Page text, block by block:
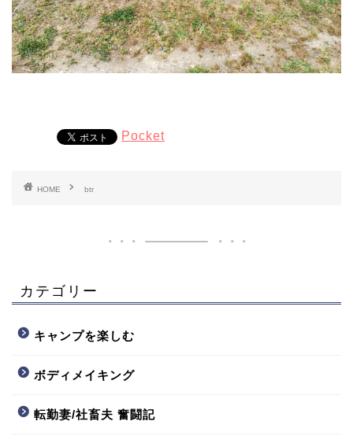
Pocket
HOME btr
カテゴリー
キャンプを楽しむ
ボディメイキング
転勤妻/社畜夫 奮闘記